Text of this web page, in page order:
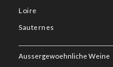
Loire
Sauternes
Aussergewoehnliche Weine